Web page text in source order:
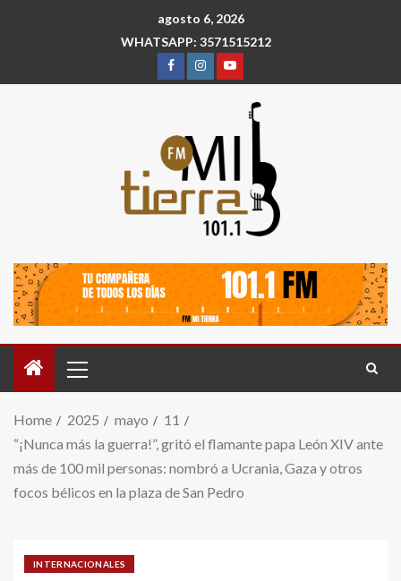
agosto 6, 2026
WHATSAPP: 3571515212
Home 2025 mayo
11
“¡Nunca más la guerra!”, gritó el flamante papa León XIV ante
más de 100 mil personas: nombró a Ucrania, Gaza y otros
focos bélicos en la plaza de San Pedro
INTERNACIONALES